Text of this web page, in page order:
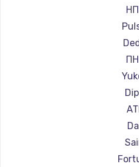
Ремонт
Ремонт
Ремонт прицелов
Ремонт
Ремонт
Ремонт
Ремонт
Ремонт
Ремонт
Ремонт